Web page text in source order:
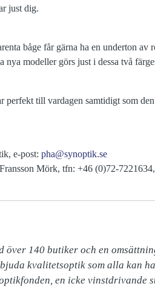
just dig.
båge får gärna ha en underton av
modeller görs just i dessa två
till vardagen samtidigt som
e-post: pha@synoptik.se
Mörk, tfn: +46 (0)72-
över 140 butiker och en
kvalitetsoptik som alla kan
en icke vinstdrivande